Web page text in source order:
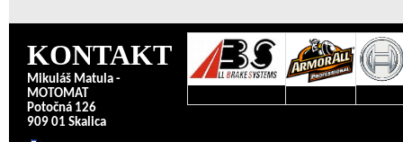
KONTAKT
Mikuláš Matula -
MOTOMAT
Potočná 126
909 01 Skalica